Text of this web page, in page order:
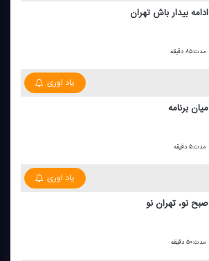
ادامه بیدار باش تهران
مدت:۸۵ دقیقه
یاد اوری
میان برنامه
مدت:۵ دقیقه
یاد اوری
صبح نو، تهران نو
مدت:۵۰ دقیقه